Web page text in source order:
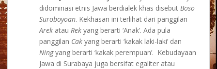
didominasi etnis Jawa berdialek khas disebut Boso
Suroboyoan. Kekhasan ini terlihat dari panggilan
Arek atau Rek yang berarti ‘Anak’. Ada pula
panggilan Cak yang berarti ‘kakak laki-laki’ dan
Ningyang berarti ‘kakak perempuan’. Kebudayaan
Jawa di Surabaya juga bersifat egaliter atau